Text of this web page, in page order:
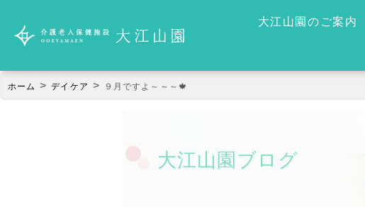
大江山園のご案内
ホーム >デイケア > ９月ですよ～～～🍁
大江山園ブログ